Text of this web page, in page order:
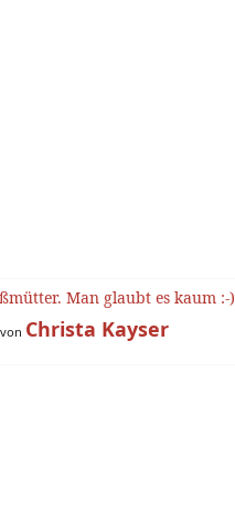
Man glaubt es kaum :-)
von Christa Kayser